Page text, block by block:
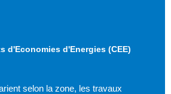
d'Economies d'Energies (CEE)
selon la zone, les travaux